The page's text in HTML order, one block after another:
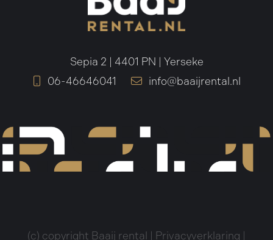
Sepia 2 | 4401 PN | Yerseke
06-46646041
info@baaijrental.nl
(c) copyright Baaij rental | Privacyverklaring |